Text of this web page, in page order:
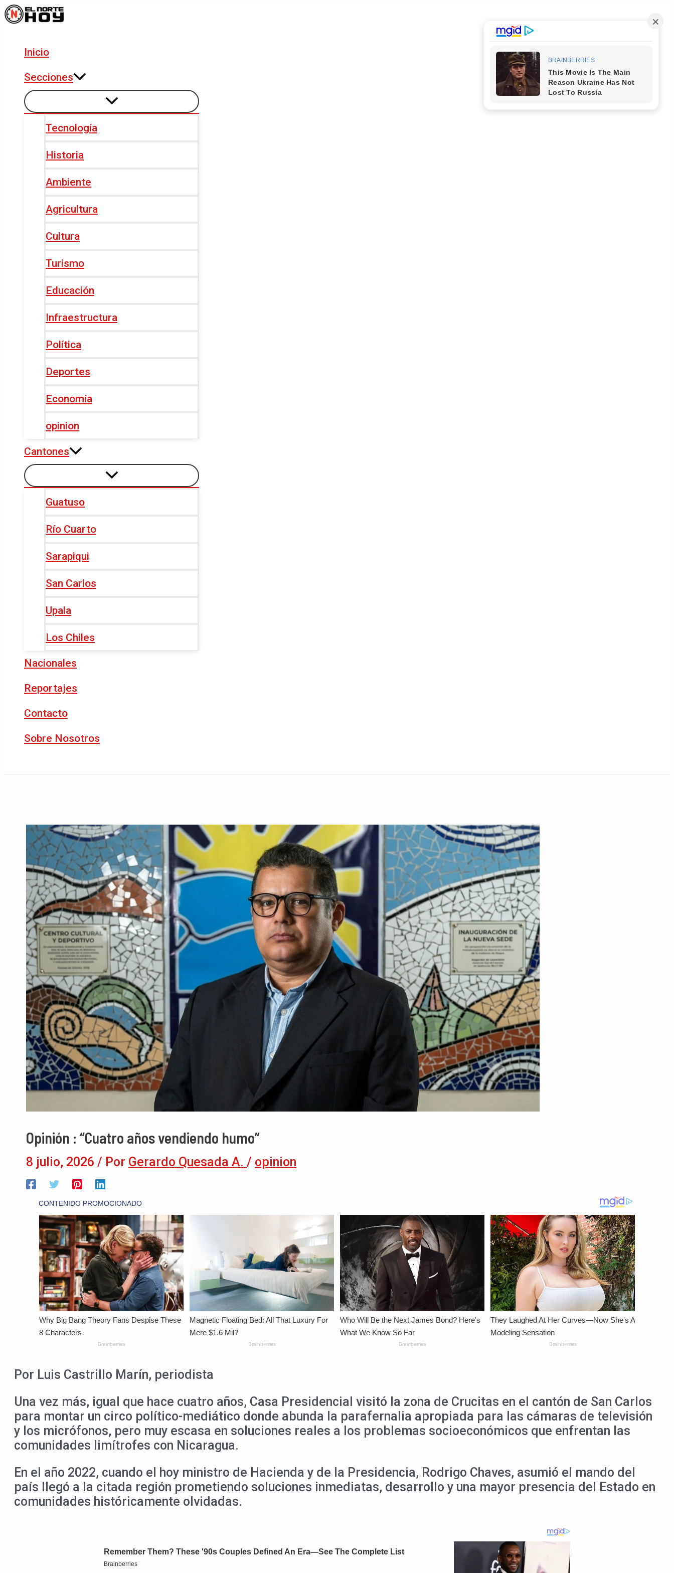
Ir
al
Inicio
Secciones
Tecnología
Historia
Ambiente
Agricultura
Cultura
Turismo
Educación
Infraestructura
Política
Deportes
Economía
opinion
Cantones
Guatuso
Río Cuarto
Sarapiqui
San Carlos
Upala
Los Chiles
Nacionales
Reportajes
Contacto
Sobre Nosotros
Opinión : “Cuatro años vendiendo humo”
8 julio, 2026 / Por Gerardo Quesada A. / opinion
Por Luis Castrillo Marín, periodista
Una vez más, igual que hace cuatro años, Casa Presidencial visitó la zona de Crucitas en el cantón de San Carlos
para montar un circo político-mediático donde abunda la parafernalia apropiada para las cámaras de televisión
y los micrófonos, pero muy escasa en soluciones reales a los problemas socioeconómicos que enfrentan las
comunidades limítrofes con Nicaragua.
En el año 2022, cuando el hoy ministro de Hacienda y de la Presidencia, Rodrigo Chaves, asumió el mando del
país llegó a la citada región prometiendo soluciones inmediatas, desarrollo y una mayor presencia del Estado en
comunidades históricamente olvidadas.
Navegación
de